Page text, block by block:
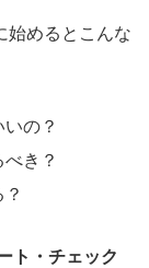
始めるとこんな
の？
き？
ト・チェック